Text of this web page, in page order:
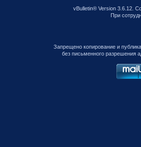
vBulletin® Version 3.6.12.
При
Запрещено копирование и
без письменного разрешения